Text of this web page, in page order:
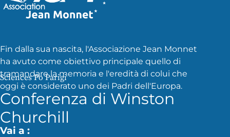
Sciences Po Parigi
Conferenza di Winston
Churchill
Fin dalla sua nascita, l'Associazione Jean Monnet
ha avuto come obiettivo principale quello di
tramandare la memoria e l'eredità di colui che
oggi è considerato uno dei Padri dell'Europa.
Vai a :